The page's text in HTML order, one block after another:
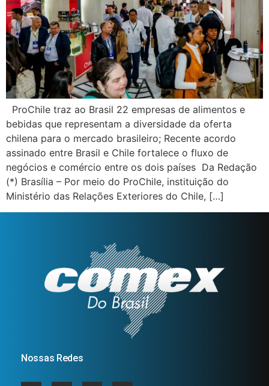
ProChile traz ao Brasil 22 empresas de alimentos e
bebidas que representam a diversidade da oferta
chilena para o mercado brasileiro; Recente acordo
assinado entre Brasil e Chile fortalece o fluxo de
negócios e comércio entre os dois países Da Redação
(*) Brasília – Por meio do ProChile, instituição do
Ministério das Relações Exteriores do Chile, […]
Nossas Redes